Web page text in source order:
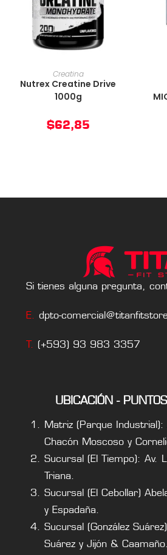
AÑADIR AL CARRITO
Creatina
Nutrex Creatine Drive
1000g
$62,85
Si tienes alguna pregunta,
E. dpto-
T. (+593) 93 983 3357
UBICACIÓN -
Matriz (Parque Industrial):
Chacón Moscoso y
Sucursal (El Tiempo): Av.
Triana.
Sucursal (El Cebollar)
y Espadaña.
Sucursal (González
Suárez y Jijón & Caamaño.